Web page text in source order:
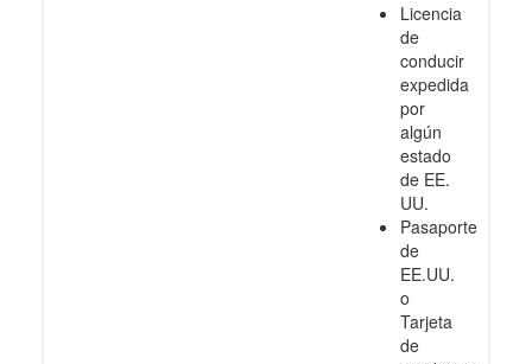
Licencia
de
conducir
expedida
por
algún
estado
de EE.
UU.
Pasaporte
de
EE.UU.
o
Tarjeta
de